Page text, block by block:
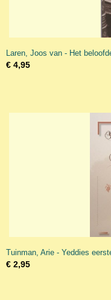
Laren, Joos van - Het
€ 4,95
Tuinman, Arie - Yeddies
€ 2,95